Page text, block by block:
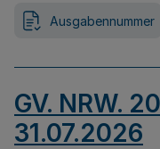
Ausgabennummer
GV. NRW.
31.07.2026